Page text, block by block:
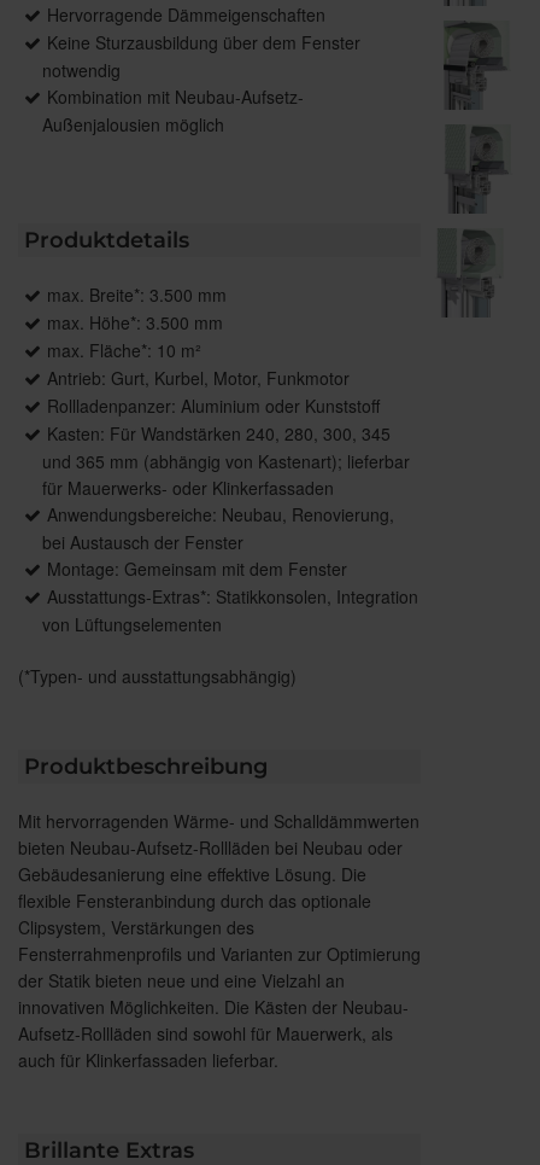
Hervorragende Dämmeigenschaften
Keine Sturzausbildung über dem Fenster
notwendig
Kombination mit Neubau-Aufsetz-
Außenjalousien möglich
Produktdetails
max. Breite*: 3.500 mm
max. Höhe*: 3.500 mm
max. Fläche*: 10 m²
Antrieb: Gurt, Kurbel, Motor, Funkmotor
Rollladenpanzer: Aluminium oder Kunststoff
Kasten: Für Wandstärken 240, 280, 300, 345
und 365 mm (abhängig von Kastenart); lieferbar
für Mauerwerks- oder Klinkerfassaden
Anwendungsbereiche: Neubau, Renovierung,
bei Austausch der Fenster
Montage: Gemeinsam mit dem Fenster
Ausstattungs-Extras*: Statikkonsolen, Integration
von Lüftungselementen
(*Typen- und ausstattungsabhängig)
Produktbeschreibung
Mit hervorragenden Wärme- und Schalldämmwerten
bieten Neubau-Aufsetz-Rollläden bei Neubau oder
Gebäudesanierung eine effektive Lösung. Die
flexible Fensteranbindung durch das optionale
Clipsystem, Verstärkungen des
Fensterrahmenprofils und Varianten zur Optimierung
der Statik bieten neue und eine Vielzahl an
innovativen Möglichkeiten. Die Kästen der Neubau-
Aufsetz-Rollläden sind sowohl für Mauerwerk, als
auch für Klinkerfassaden lieferbar.
Brillante Extras